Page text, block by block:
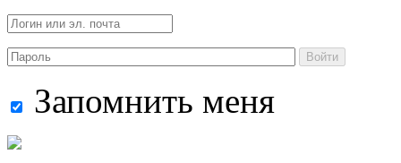
Войти
Запомнить меня